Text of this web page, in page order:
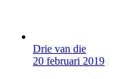
Drie van die
20 februari 2019